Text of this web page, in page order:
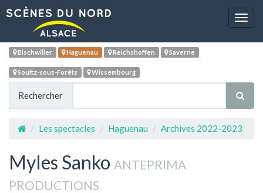
Bischwiller Haguenau Reichshoffen Saverne
Soultz-sous-Forêts Wissembourg
Rechercher
Les spectacles Haguenau Archives 2022-2023
Myles Sanko ANTEPRIMA
PRODUCTIONS